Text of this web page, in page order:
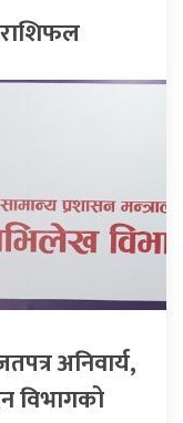
अनिवार्य,
विभागको